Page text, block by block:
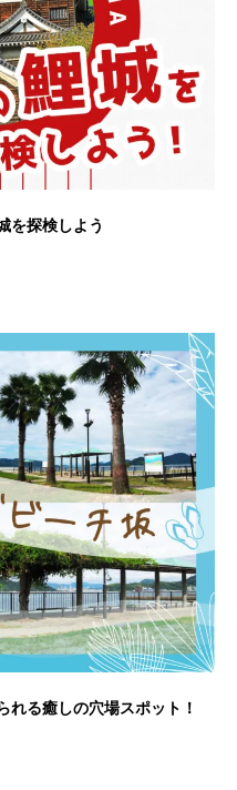
を探検しよう
れる癒しの穴場スポット！